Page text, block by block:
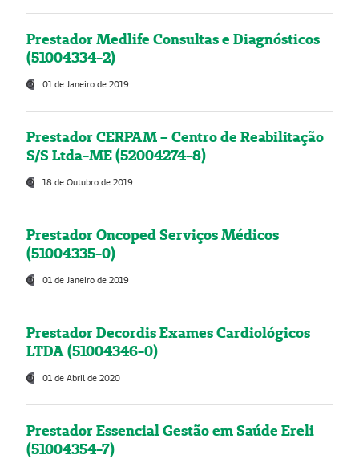
Prestador Medlife Consultas e Diagnósticos
(51004334-2)
01 de Janeiro de 2019
Prestador CERPAM – Centro de Reabilitação
S/S Ltda-ME (52004274-8)
18 de Outubro de 2019
Prestador Oncoped Serviços Médicos
(51004335-0)
01 de Janeiro de 2019
Prestador Decordis Exames Cardiológicos
LTDA (51004346-0)
01 de Abril de 2020
Prestador Essencial Gestão em Saúde Ereli
(51004354-7)